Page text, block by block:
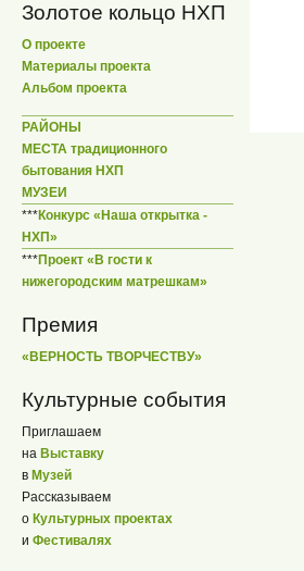
Золотое кольцо НХП
О проекте
Материалы проекта
Альбом проекта
РАЙОНЫ
МЕСТА традиционного
бытования НХП
МУЗЕИ
***Конкурс «Наша открытка -
НХП»
***Проект «В гости к
нижегородским матрешкам»
Премия
«ВЕРНОСТЬ ТВОРЧЕСТВУ»
Культурные события
Приглашаем
на Выставку
в Музей
Рассказываем
о Культурных проектах
и Фестивалях